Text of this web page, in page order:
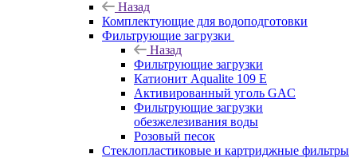
Назад
Комплектующие для водоподготовки
Фильтрующие загрузки
Назад
Фильтрующие загрузки
Катионит Aqualite 109 E
Активированный уголь GAC
Фильтрующие загрузки
обезжелезивания воды
Розовый песок
Стеклопластиковые и картриджные фильтры